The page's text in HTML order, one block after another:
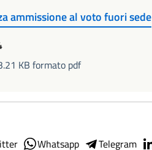
ammissione al voto fuori sede
KB formato pdf
Whatsapp Telegram